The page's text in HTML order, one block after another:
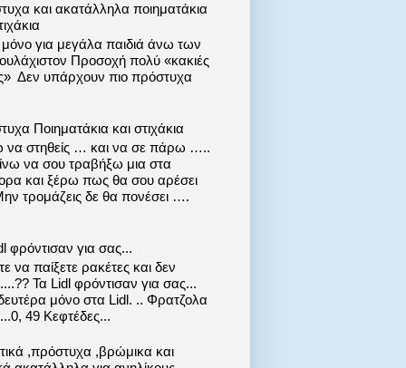
και ακατάλληλα ποιηματάκια
μόνο για μεγάλα παιδιά άνω των
Προσοχή πολύ «κακιές
Δεν υπάρχουν πιο πρόστυχα
Ποιηματάκια και στιχάκια
να στηθείς … και να σε πάρω …..
να σου τραβήξω μια στα
και ξέρω πως θα σου αρέσει
τρομάζεις δε θα πονέσει ….
φρόντισαν για σας...
να παίξετε ρακέτες και δεν
Τα Lidl φρόντισαν για σας...
μόνο στα Lidl. .. Φρατζολα
49 Κεφτέδες...
,πρόστυχα ,βρώμικα και